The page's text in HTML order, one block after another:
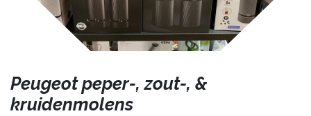
Peugeot peper-, zout-, &
kruidenmolens